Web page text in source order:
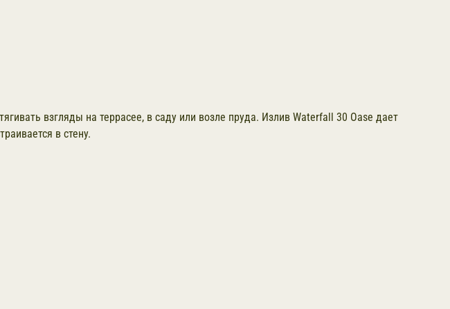
взгляды на террасее, в саду или возле пруда. Излив Waterfall 30 Oase дает
в стену.